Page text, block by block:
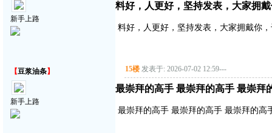
新手上路
料好，人更好，坚持发表，大家拥
料好，人更好，坚持发表，大家拥戴你
【豆浆油条】
新手上路
15楼 发表于: 2026-07-02 12:59---
最崇拜的高手 最崇拜的高手 最崇拜
最崇拜的高手 最崇拜的高手 最崇拜的高